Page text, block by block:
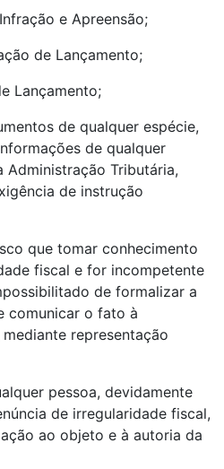
e Apreensão;
de Lançamento;
Lançamento;
de qualquer espécie,
de qualquer
Administração Tributária,
de instrução
que tomar conhecimento
fiscal e for incompetente
de formalizar a
comunicar o fato à
representação
pessoa, devidamente
de irregularidade fiscal,
ao objeto e à autoria da